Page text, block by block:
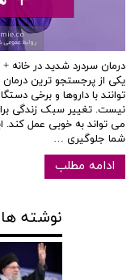
درمان سردرد شدید در خانه
یکی از پرجستجو ترین
توانند با داروها و برخی
نیست. تغییر سبک زندگی
می تواند به خوبی عمل
شما جلوگیری …
ادامه مطلب
نوشته